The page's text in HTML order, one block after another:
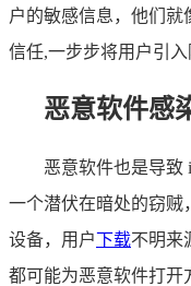
户的敏感信息，他们
信任,一步步将用户引入
恶意软件感
恶意软件也是导致
一个潜伏在暗处的窃贼
设备，用户下载不明来
都可能为恶意软件打开